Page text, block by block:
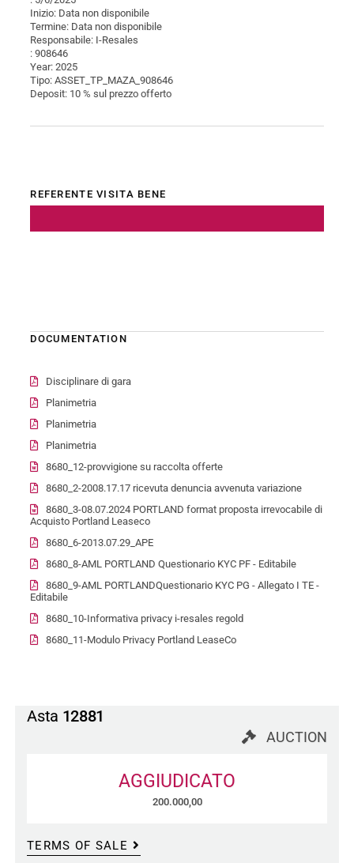
Inizio: Data non disponibile
Termine: Data non disponibile
Responsabile: I-Resales
: 908646
Year: 2025
Tipo: ASSET_TP_MAZA_908646
Deposit: 10 % sul prezzo offerto
REFERENTE VISITA BENE
DOCUMENTATION
Disciplinare di gara
Planimetria
Planimetria
Planimetria
8680_12-provvigione su raccolta offerte
8680_2-2008.17.17 ricevuta denuncia avvenuta variazione
8680_3-08.07.2024 PORTLAND format proposta irrevocabile di
Acquisto Portland Leaseco
8680_6-2013.07.29_APE
8680_8-AML PORTLAND Questionario KYC PF - Editabile
8680_9-AML PORTLANDQuestionario KYC PG - Allegato I TE -
Editabile
8680_10-Informativa privacy i-resales regold
8680_11-Modulo Privacy Portland LeaseCo
Asta 12881
AUCTION
AGGIUDICATO
200.000,00
TERMS OF SALE